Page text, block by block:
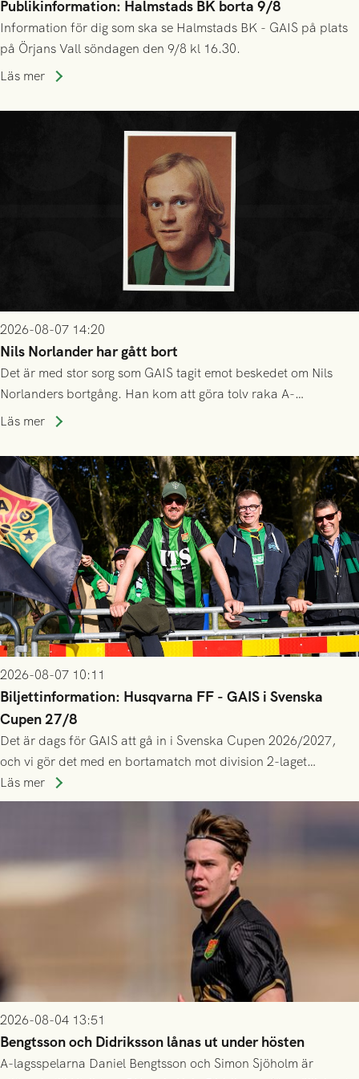
Publikinformation: Halmstads BK borta 9/8
Information för dig som ska se Halmstads BK - GAIS på plats
på Örjans Vall söndagen den 9/8 kl 16.30.
Läs mer
2026-08-07 14:20
Nils Norlander har gått bort
Det är med stor sorg som GAIS tagit emot beskedet om Nils
Norlanders bortgång. Han kom att göra tolv raka A-
lagssäsonger i Grönsvart och är en av få spelare som i GAIS
Läs mer
2026-08-07 10:11
Biljettinformation: Husqvarna FF - GAIS i Svenska
Cupen 27/8
Det är dags för GAIS att gå in i Svenska Cupen 2026/2027,
och vi gör det med en bortamatch mot division 2-laget
Husqvarna FF. Häng med och stötta grönsvart på plats!
Läs mer
2026-08-04 13:51
Bengtsson och Didriksson lånas ut under hösten
A-lagsspelarna Daniel Bengtsson och Simon Sjöholm är